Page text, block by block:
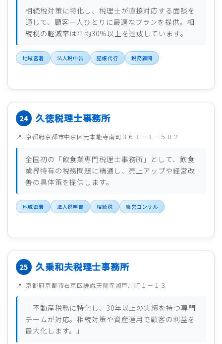
相続税対策に特化し、税理士が直接対応する面談を
通じて、顧客一人ひとりに最適なプランを提供。相
続税の軽減率は平均30%以上を達成しています。
地域密着 法人税申告 記帳代行 税務顧問
久徳税理士事務所
京都府京都市中京区元本能寺南町３６１－１－５０２
全国初の「飲食業専門税理士事務所」として、飲食
業界特有の税務問題に精通し、売上アップや経営改
善の具体策を提供します。
地域密着 法人税申告 相続税 経営コンサル
久乗和夫税理士事務所
京都府京都市右京区嵯峨天龍寺瀬戸川町１－１３
「不動産税務に特化し、30年以上の実績を持つ専門
チームが対応。相続対策や資産運用で顧客の利益を
最大化します。」